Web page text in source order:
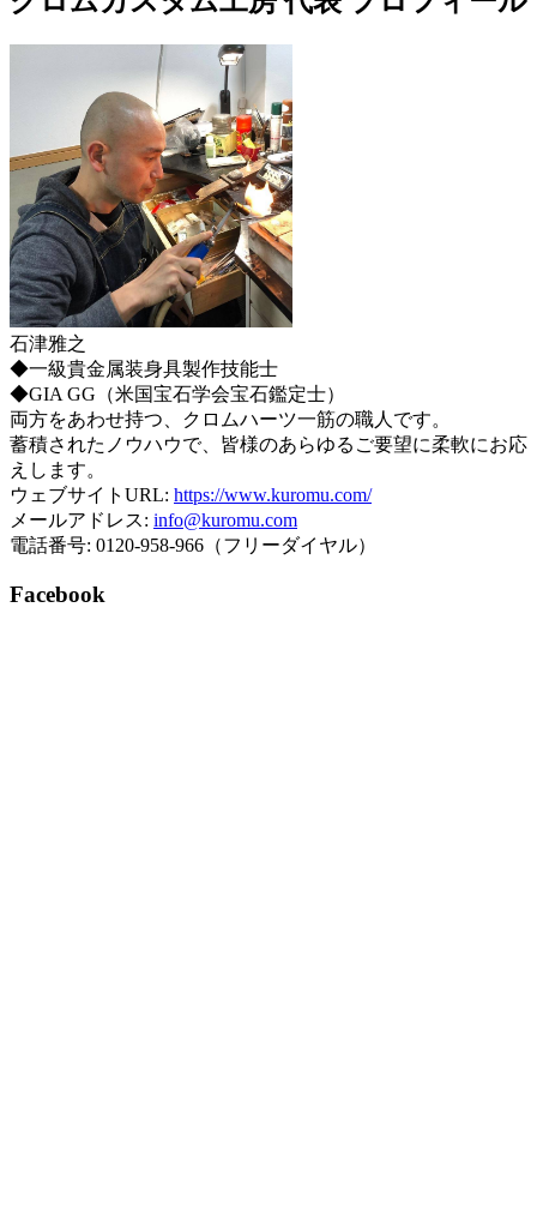
石津雅之
◆一級貴金属装身具製作技能士
◆GIA GG（米国宝石学会宝石鑑定士）
両方をあわせ持つ、クロムハーツ一筋の職人です。
蓄積されたノウハウで、皆様のあらゆるご要望に柔軟にお応
えします。
ウェブサイトURL: https://www.kuromu.com/
メールアドレス: info@kuromu.com
電話番号: 0120-958-966（フリーダイヤル）
Facebook